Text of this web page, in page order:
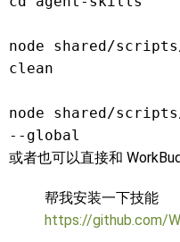
node shared/
clean
node shared/
--global
或者也可以直接和
帮我安装一下技能
https://github.com/